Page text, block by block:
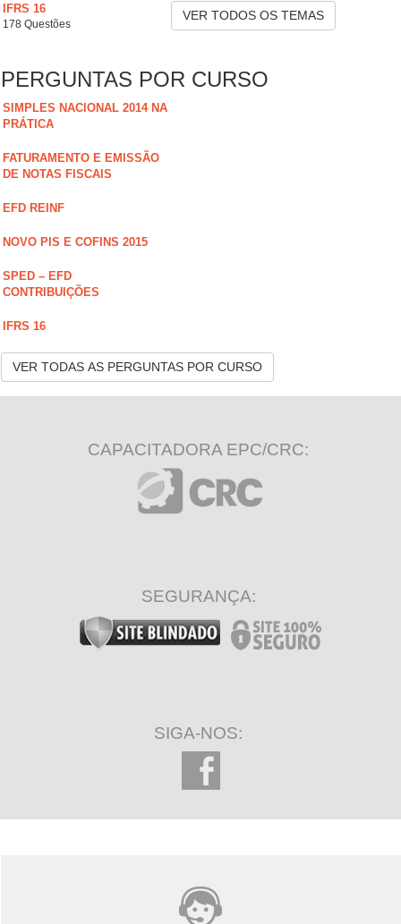
IFRS 16
178 Questões
VER TODOS OS TEMAS
PERGUNTAS POR CURSO
SIMPLES NACIONAL 2014 NA
PRÁTICA
FATURAMENTO E EMISSÃO
DE NOTAS FISCAIS
EFD REINF
NOVO PIS E COFINS 2015
SPED – EFD
CONTRIBUIÇÕES
IFRS 16
VER TODAS AS PERGUNTAS POR CURSO
CAPACITADORA EPC/CRC:
SEGURANÇA:
SIGA-NOS: